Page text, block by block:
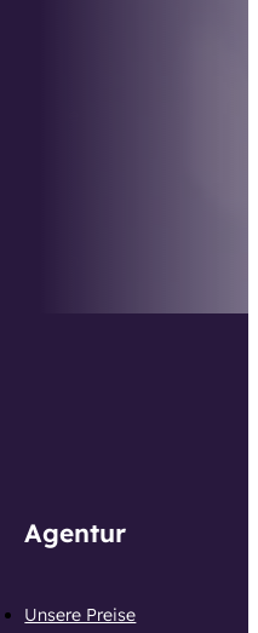
Agentur
Unsere Preise